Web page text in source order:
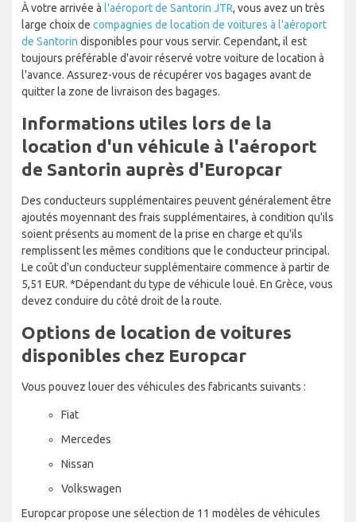
À votre arrivée à l'aéroport de Santorin JTR, vous avez un très
large choix de compagnies de location de voitures à l'aéroport
de Santorin disponibles pour vous servir. Cependant, il est
toujours préférable d'avoir réservé votre voiture de location à
l'avance. Assurez-vous de récupérer vos bagages avant de
quitter la zone de livraison des bagages.
Informations utiles lors de la
location d'un véhicule à l'aéroport
de Santorin auprès d'Europcar
Des conducteurs supplémentaires peuvent généralement être
ajoutés moyennant des frais supplémentaires, à condition qu'ils
soient présents au moment de la prise en charge et qu'ils
remplissent les mêmes conditions que le conducteur principal.
Le coût d'un conducteur supplémentaire commence à partir de
5,51 EUR. *Dépendant du type de véhicule loué. En Grèce, vous
devez conduire du côté droit de la route.
Options de location de voitures
disponibles chez Europcar
Vous pouvez louer des véhicules des fabricants suivants :
Fiat
Mercedes
Nissan
Volkswagen
Europcar propose une sélection de 11 modèles de véhicules